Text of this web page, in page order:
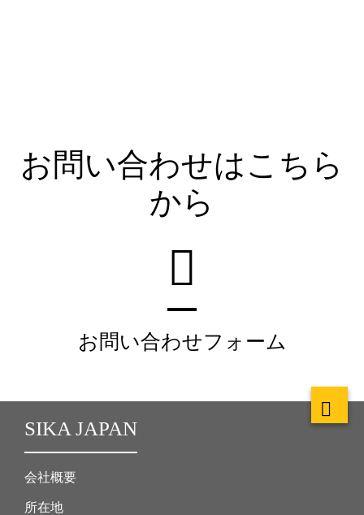
お問い合わせはこちら
から
お問い合わせフォーム
SIKA JAPAN
会社概要
所在地